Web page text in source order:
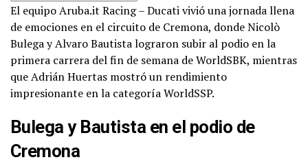
El equipo Aruba.it Racing – Ducati vivió una jornada llena
de emociones en el circuito de Cremona, donde Nicolò
Bulega y Alvaro Bautista lograron subir al podio en la
primera carrera del fin de semana de WorldSBK, mientras
que Adrián Huertas mostró un rendimiento
impresionante en la categoría WorldSSP.
Bulega y Bautista en el podio de
Cremona